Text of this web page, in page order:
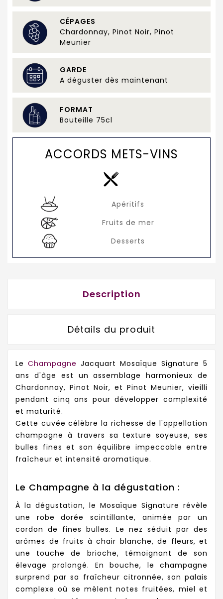
CÉPAGES
Chardonnay, Pinot Noir, Pinot
Meunier
GARDE
A déguster dès maintenant
FORMAT
Bouteille 75cl
ACCORDS METS-VINS
Apéritifs
Fruits de mer
Desserts
Description
Détails du produit
Le Champagne Jacquart Mosaïque Signature 5
ans d'âge est un assemblage harmonieux de
Chardonnay, Pinot Noir, et Pinot Meunier, vieilli
pendant cinq ans pour développer complexité
et maturité.
Cette cuvée célèbre la richesse de l'appellation
champagne à travers sa texture soyeuse, ses
bulles fines et son équilibre impeccable entre
fraîcheur et intensité aromatique.
Le Champagne à la dégustation :
À la dégustation, le Mosaïque Signature révèle
une robe dorée scintillante, animée par un
cordon de fines bulles. Le nez séduit par des
arômes de fruits à chair blanche, de fleurs, et
une touche de brioche, témoignant de son
élevage prolongé. En bouche, le champagne
surprend par sa fraîcheur citronnée, son palais
complexe où se mêlent notes fruitées, miel et